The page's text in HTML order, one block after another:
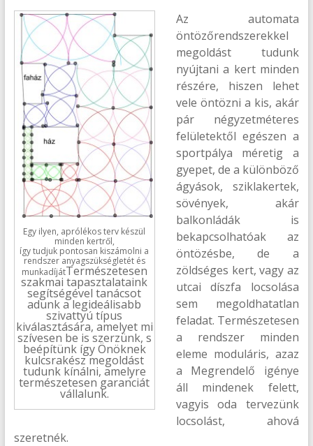
Egy ilyen, aprólékos terv készül
minden kertről,
így tudjuk pontosan kiszámolni a
rendszer anyagszükségletét és
munkadíjátTermészetesen
szakmai tapasztalataink
segítségével tanácsot
adunk a legideálisabb
szivattyú típus
kiválasztására, amelyet mi
szívesen be is szerzünk, s
beépítünk így Önöknek
kulcsrakész megoldást
tudunk kínálni, amelyre
természetesen garanciát
vállalunk.
Az automata
öntözőrendszerekkel
megoldást tudunk
nyújtani a kert minden
részére, hiszen lehet
vele öntözni a kis, akár
pár négyzetméteres
felületektől egészen a
sportpálya méretig a
gyepet, de a különböző
ágyások, sziklakertek,
sövények, akár
balkonládák is
bekapcsolhatóak az
öntözésbe, de a
zöldséges kert, vagy az
utcai díszfa locsolása
sem megoldhatatlan
feladat. Természetesen
a rendszer minden
eleme moduláris, azaz
a Megrendelő igénye
áll mindenek felett,
vagyis oda tervezünk
locsolást, ahová
szeretnék.